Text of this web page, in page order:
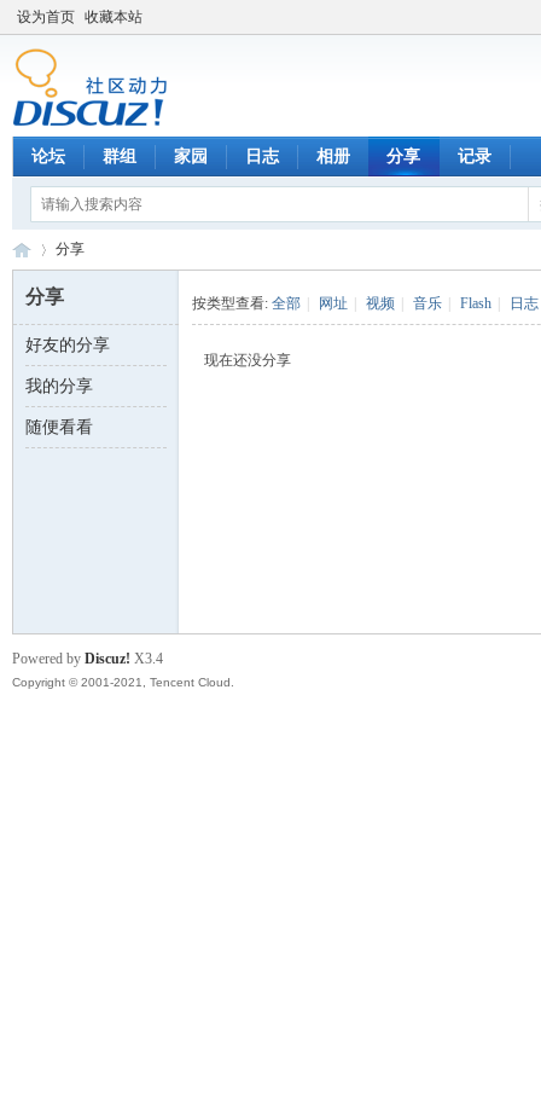
设为首页 收藏本站
论坛 群组 家园 日志 相册 分享 记录
数 ›
分享
分享
好友的分享
我的分享
随便看看
按类型查看: 全部 网址 视频 音乐 Flash 日志
现在还没分享
Powered by Discuz! X3.4
Copyright © 2001-2021, Tencent Cloud.